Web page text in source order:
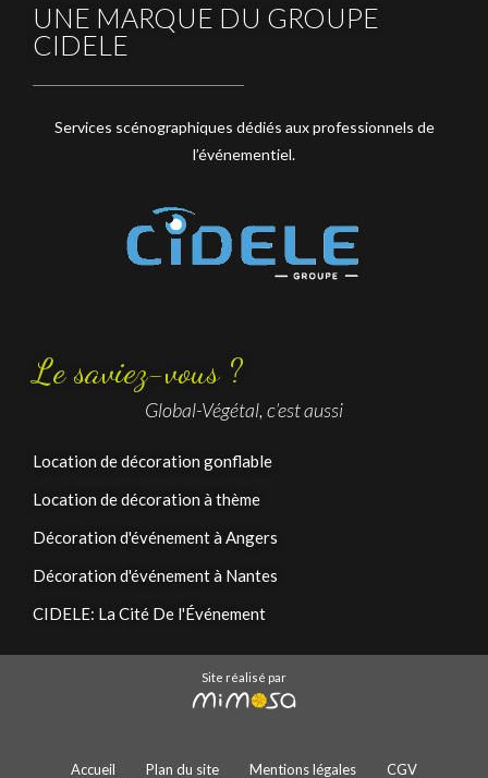
UNE MARQUE DU GROUPE
CIDELE
Services scénographiques dédiés aux professionnels de
l’événementiel.
Le saviez-vous ?
Global-Végétal, c’est aussi
Location de décoration gonflable
Location de décoration à thème
Décoration d'événement à Angers
Décoration d'événement à Nantes
CIDELE: La Cité De l'Événement
Site réalisé par
Accueil Plan du site Mentions légales CGV